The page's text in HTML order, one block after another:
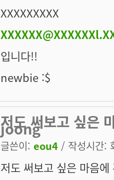
XXXXXXXXX
입니다!!
newbie :$
저도 써보고 싶은
joong
글쓴이: eou4 / 작성시간:
저도 써보고 싶은 마음